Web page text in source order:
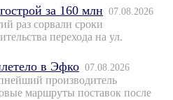
за 160 млн 07.08.2026
раз сорвали сроки
перехода на ул.
в Эфко 07.08.2026
производитель
маршруты поставок после